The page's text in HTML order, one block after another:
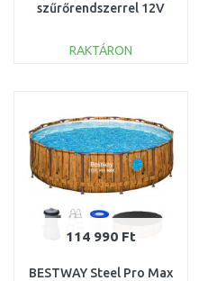
szűrőrendszerrel 12V
RAKTÁRON
114 990 Ft
BESTWAY Steel Pro Max